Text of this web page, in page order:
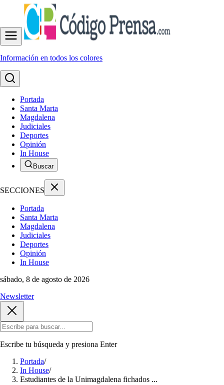
Información en todos los colores
Portada
Santa Marta
Magdalena
Judiciales
Deportes
Opinión
In House
Buscar
SECCIONES
Portada
Santa Marta
Magdalena
Judiciales
Deportes
Opinión
In House
sábado, 8 de agosto de 2026
Newsletter
Escribe tu búsqueda y presiona Enter
Portada/
In House/
Estudiantes de la Unimagdalena fichados ...